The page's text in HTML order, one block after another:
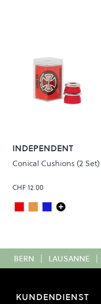
INDEPENDENT
Conical Cushions (2 Set)
CHF 12.00
Colour
Standard Soft 88A Red
Standard Medium
Standard
BERN | LAUSANNE |
KUNDENDIENST